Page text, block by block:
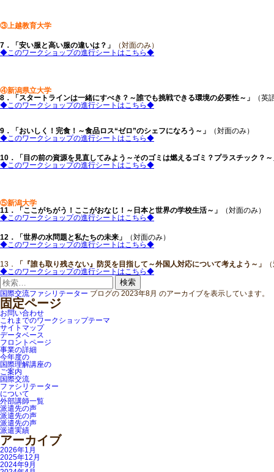
③上越教育大学
7．「安い服と高い服の違いは？」
（対面のみ）
◆このワークショップの進行シートはこちら◆
④新潟県立大学
8．「スタートラインは一緒にすべき？～誰でも挑戦できる環境の必要性～」
（英
◆このワークショップの進行シートはこちら◆
9．「おいしく！完食！～食品ロス“ゼロ”のシェフになろう～」
（対面のみ）
◆このワークショップの進行シートはこちら◆
10．「目の前の資源を見直してみよう～そのゴミは燃えるゴミ？プラスチック？
◆このワークショップの進行シートはこちら◆
⑤新潟大学
11．「ここがちがう！ここがおなじ！～日本と世界の学校生活～」
（対面のみ）
◆このワークショップの進行シートはこちら◆
12．「世界の水問題と私たちの未来」
（対面のみ）
◆このワークショップの進行シート はこちら◆
13． 「『誰も取り残さない』防災を目指して～外国人対応について考えよう～」
◆このワークショップの進行シートはこちら◆
検
索:
国際交流ファシリテーター ブログの 2023年8月 のアーカイブを表示しています。
固定ページ
お問い合わせ
これまでのワークショップテーマ
サイトマップ
データベース
フロントページ
事業の詳細
今年度の
国際理解講座の
ご案内
国際交流
ファシリテーター
について
外部講師一覧
派遣先の声
派遣先の声
派遣先の声
派遣実績
アーカイブ
2026年1月
2025年12月
2024年9月